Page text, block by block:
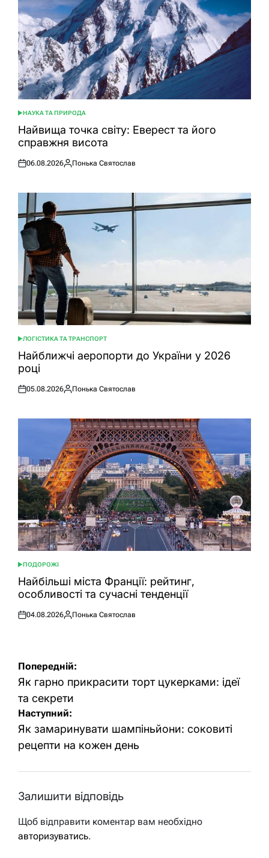
ОПУБЛІКУВАТИ
У
НАУКА ТА ПРИРОДА
Найвища точка світу: Еверест та його
справжня висота
Оприлюднено
06.08.2026
Опубліковано
Понька Святослав
ОПУБЛІКУВАТИ
У
ЛОГІСТИКА ТА ТРАНСПОРТ
Найближчі аеропорти до України у 2026
році
Оприлюднено
05.08.2026
Опубліковано
Понька Святослав
ОПУБЛІКУВАТИ
У
ПОДОРОЖІ
Найбільші міста Франції: рейтинг,
особливості та сучасні тенденції
Оприлюднено
04.08.2026
Опубліковано
Понька Святослав
Навігація
записів
Попередній:
Як гарно прикрасити торт цукерками: ідеї
та секрети
Наступний:
Як замаринувати шампіньйони: соковиті
рецепти на кожен день
Залишити відповідь
Щоб відправити коментар вам необхідно
авторизуватись.